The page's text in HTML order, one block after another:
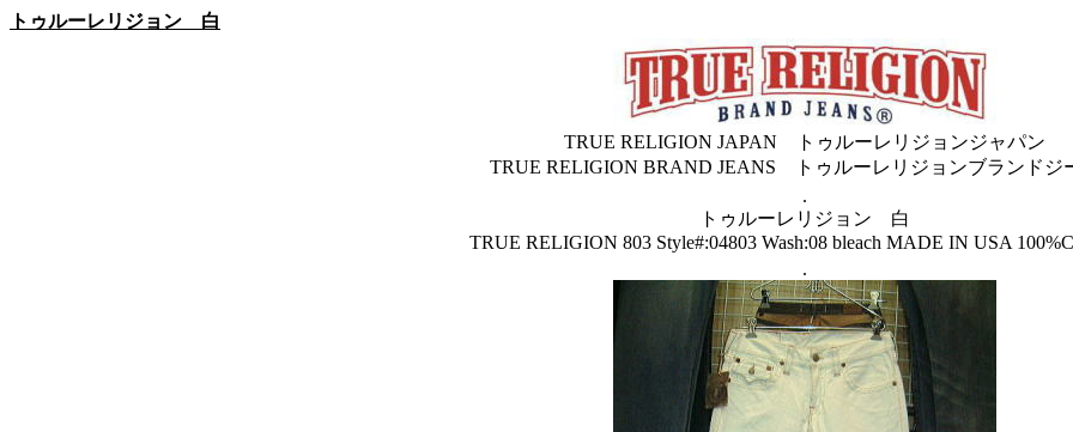
トゥルーレリジョン 白
TRUE RELIGION JAPAN トゥルーレリジョンジャパン
TRUE RELIGION BRAND JEANS トゥルーレリジョンブランドジ
.
トゥルーレリジョン 白
TRUE RELIGION 803 Style#:04803 Wash:08 bleach MADE IN USA
.